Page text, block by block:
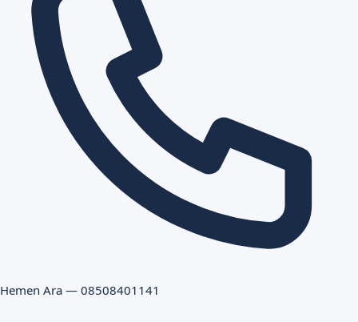
Hemen Ara — 08508401141